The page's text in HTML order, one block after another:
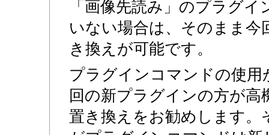
「画像先読み」のプラグ
いない場合は、そのまま今
き換えが可能です。
プラグインコマンドの使用
回の新プラグインの方が
置き換えをお勧めします。